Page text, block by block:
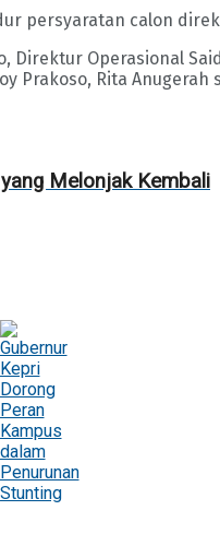
persyaratan calon
Direktur Operasional
Prakoso, Rita
Melonjak Kembali